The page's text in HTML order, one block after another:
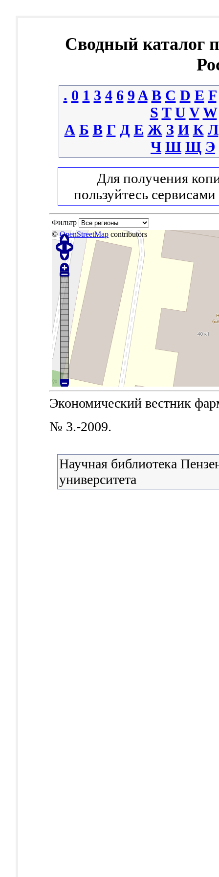
Сводный каталог
. 0 1 3 4 6 9 A B C D E F
S T U V W
А Б В Г Д Е Ж З И К Л
Ч Ш Щ Э
Для получения
пользуйтесь сервисами
Фильтр
©OpenStreetMap contributors
Экономический вестник
№ 3.-2009.
Научная библиотека
университета